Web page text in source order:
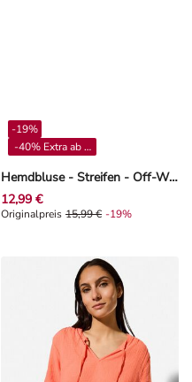
Hemdbluse - Streifen - Off-White
-19%
-40% Extra ab 4**
12,99 €
Originalpreis 15,99 €, Rabat -19%
Originalpreis 15,99 € -19%